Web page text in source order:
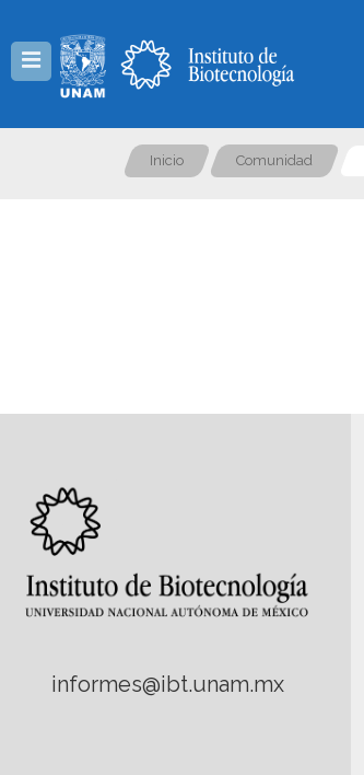
Inicio Comunidad
informes@ibt.unam.mx